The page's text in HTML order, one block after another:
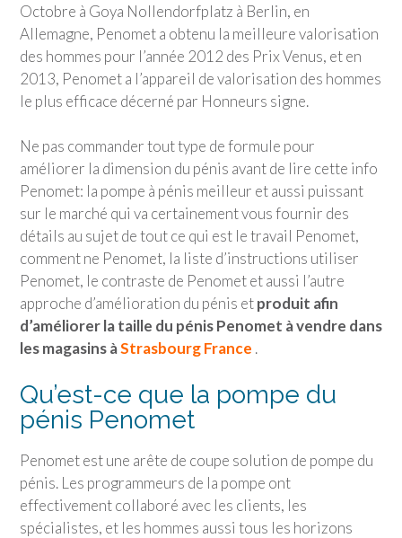
Octobre à Goya Nollendorfplatz à Berlin, en
Allemagne, Penomet a obtenu la meilleure valorisation
des hommes pour l’année 2012 des Prix Venus, et en
2013, Penomet a l’appareil de valorisation des hommes
le plus efficace décerné par Honneurs signe.
Ne pas commander tout type de formule pour
améliorer la dimension du pénis avant de lire cette info
Penomet: la pompe à pénis meilleur et aussi puissant
sur le marché qui va certainement vous fournir des
détails au sujet de tout ce qui est le travail Penomet,
comment ne Penomet, la liste d’instructions utiliser
Penomet, le contraste de Penomet et aussi l’autre
approche d’amélioration du pénis etproduit afin
d’améliorer la taille du pénis Penomet à vendre dans
les magasins àStrasbourg France .
Qu’est-ce que la pompe du
pénis Penomet
Penomet est une arête de coupe solution de pompe du
pénis. Les programmeurs de la pompe ont
effectivement collaboré avec les clients, les
spécialistes, et les hommes aussi tous les horizons